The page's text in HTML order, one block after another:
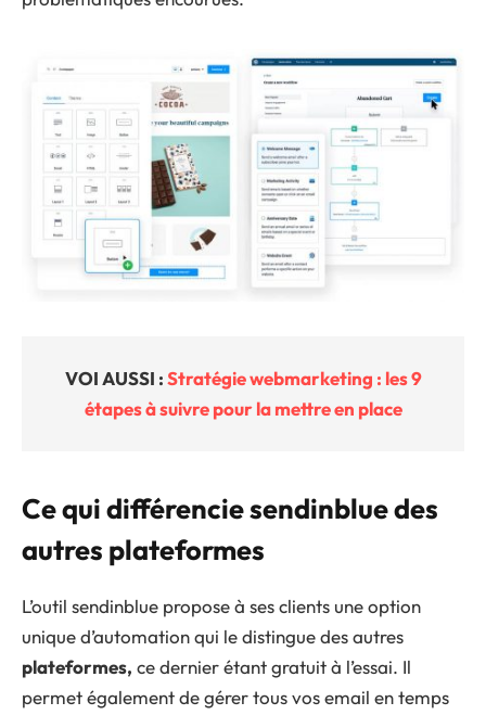
VOI AUSSI :Stratégie webmarketing : les 9
étapes à suivre pour la mettre en place
Ce qui différencie sendinblue des
autres plateformes
L’outil sendinblue propose à ses clients une option
unique d’automation qui le distingue des autres
plateformes, ce dernier étant gratuit à l’essai. Il
permet également de gérer tous vos email en temps